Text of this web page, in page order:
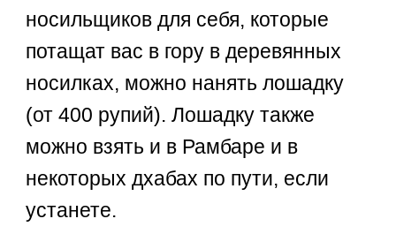
носильщиков для себя, которые
потащат вас в гору в деревянных
носилках, можно нанять лошадку
(от 400 рупий). Лошадку также
можно взять и в Рамбаре и в
некоторых дхабах по пути, если
устанете.